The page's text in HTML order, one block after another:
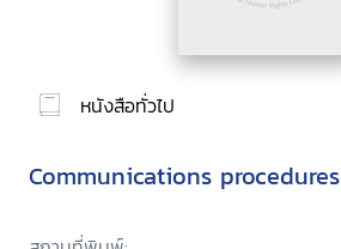
หนังสือทั่วไป
Communications procedures